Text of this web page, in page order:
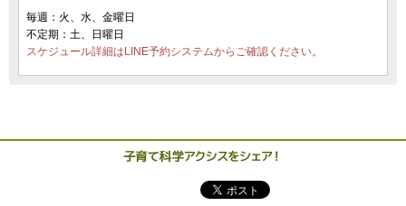
毎週：火、水、金曜日
不定期：土、日曜日
スケジュール詳細はLINE予約システムからご確認ください。